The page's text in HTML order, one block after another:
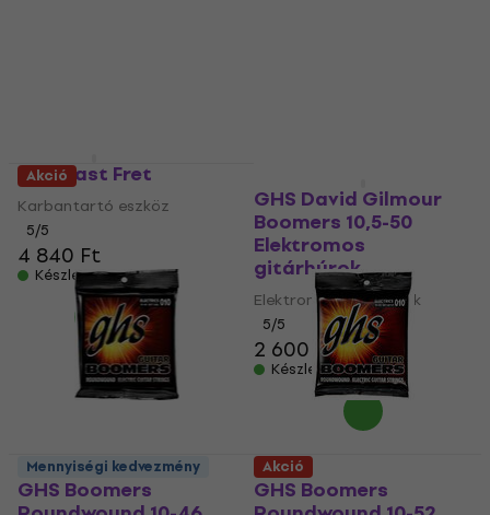
GHS Fast Fret
Karbantartó eszköz
5/5
4 840 Ft
Készleten
GHS David Gilmour
Boomers 10,5-50
Elektromos
gitárhúrok
Elektromos gitárhúrok
5/5
2 600 Ft
Készleten
Akció
GHS Boomers GHS Boomers
Mennyiségi kedvezmény Akció